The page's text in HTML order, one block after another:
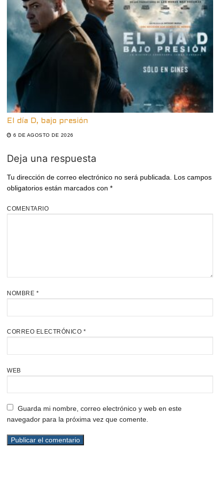
El día D, bajo presión
6 DE AGOSTO DE 2026
Deja una respuesta
Tu dirección de correo electrónico no será publicada.
Los campos
obligatorios están marcados con *
COMENTARIO
NOMBRE *
CORREO ELECTRÓNICO *
WEB
Guarda mi nombre, correo electrónico y web en este
navegador para la próxima vez que comente.